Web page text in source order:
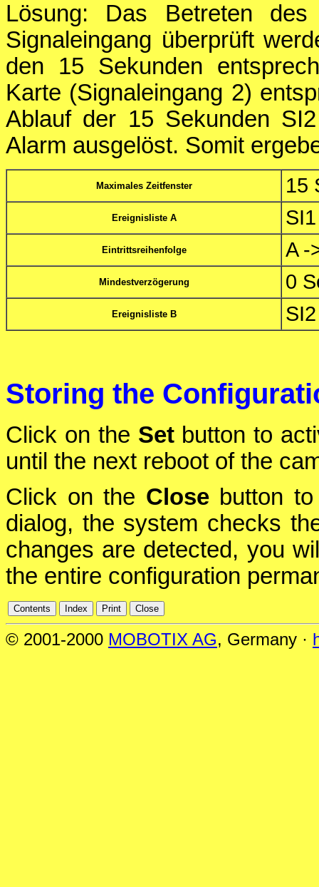
Lösung: Das Betreten
Signaleingang überprüft
den 15 Sekunden
Karte (Signaleingang 2)
Ablauf der 15 Sekunden
Alarm ausgelöst. Somit
Maximales Zeitfenster 15
Ereignisliste A SI1
Eintrittsreihenfolge A -
Mindestverzögerung 0
Ereignisliste B SI2
Storing the
Click on the Setbutton to
until the next reboot of the
Click on the Closebutton to
dialog, the system checks
changes are detected, you
the entire configuration
© 2001-2000 MOBOTIX AG, Germany ·